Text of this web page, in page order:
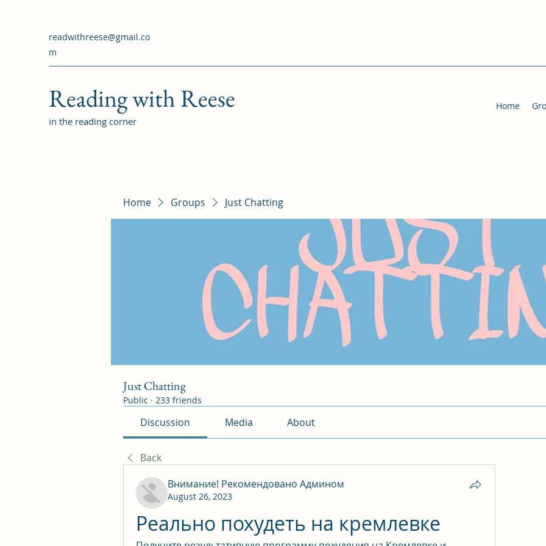
readwithreese@gmail.co
m
Reading with Reese
in the reading corner
Home
Home Groups Just Chatting
Just Chatting
Public · 233 friends
Discussion Media About
Back
Внимание! Рекомендовано Админом
August 26, 2023
Реально похудеть на кремлевке